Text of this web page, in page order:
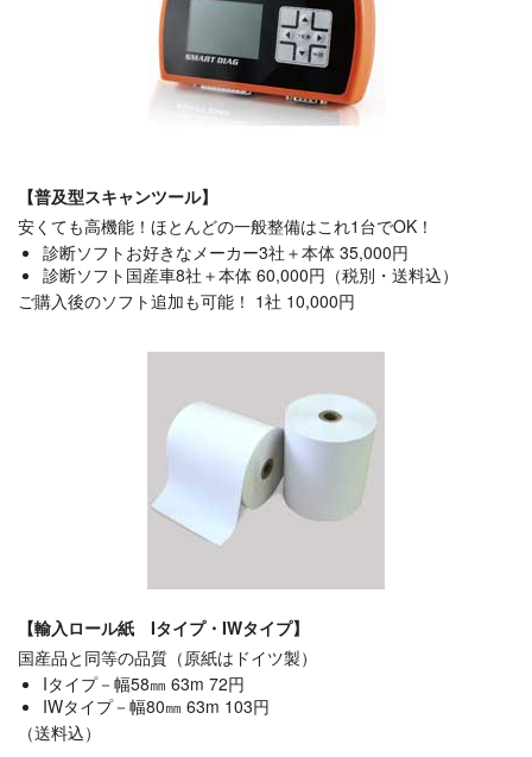
【普及型スキャンツール】
安くても高機能！ほとんどの一般整備はこれ1台でOK！
診断ソフトお好きなメーカー3社＋本体 35,000円
診断ソフト国産車8社＋本体 60,000円（税別・送料込）
ご購入後のソフト追加も可能！ 1社 10,000円
【輸入ロール紙 Iタイプ・IWタイプ】
国産品と同等の品質（原紙はドイツ製）
Iタイプ－幅58㎜ 63m 72円
IWタイプ－幅80㎜ 63m 103円
（送料込）